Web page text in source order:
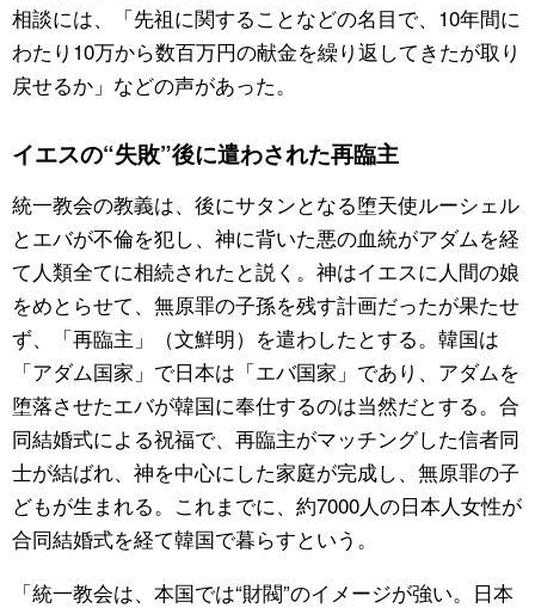
相談には、「先祖に関することなどの名目で、10年間に
わたり10万から数百万円の献金を繰り返してきたが取り
戻せるか」などの声があった。
イエスの“失敗”後に遣わされた再臨主
統一教会の教義は、後にサタンとなる堕天使ルーシェル
とエバが不倫を犯し、神に背いた悪の血統がアダムを経
て人類全てに相続されたと説く。神はイエスに人間の娘
をめとらせて、無原罪の子孫を残す計画だったが果たせ
ず、「再臨主」（文鮮明）を遣わしたとする。韓国は
「アダム国家」で日本は「エバ国家」であり、アダムを
堕落させたエバが韓国に奉仕するのは当然だとする。合
同結婚式による祝福で、再臨主がマッチングした信者同
士が結ばれ、神を中心にした家庭が完成し、無原罪の子
どもが生まれる。これまでに、約7000人の日本人女性が
合同結婚式を経て韓国で暮らすという。
「統一教会は、本国では“財閥”のイメージが強い。日本